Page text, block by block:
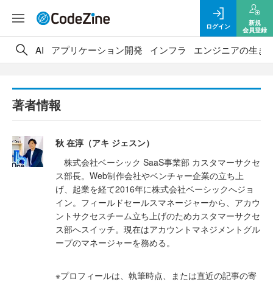
ログイン
新規
会員登録
AI アプリケーション開発 インフラ エンジニアの生き
著者情報
秋 在淳（アキ ジェスン）
株式会社ベーシック SaaS事業部 カスタマーサクセ
ス部長。Web制作会社やベンチャー企業の立ち上
げ、起業を経て2016年に株式会社ベーシックへジョ
イン。フィールドセールスマネージャーから、アカウ
ントサクセスチーム立ち上げのためカスタマーサクセ
ス部へスイッチ。現在はアカウントマネジメントグル
ープのマネージャーを務める。
※プロフィールは、執筆時点、または直近の記事の寄